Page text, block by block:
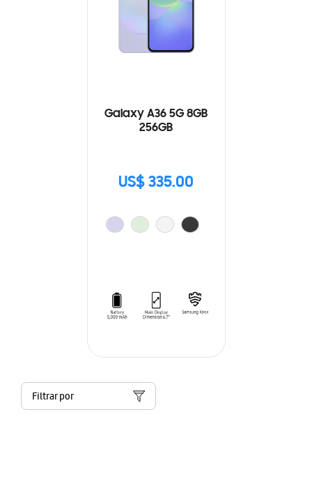
Galaxy A36 5G 8GB
256GB
US$ 335.00
Filtrar por